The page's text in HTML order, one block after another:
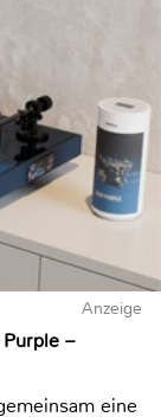
Anzeige
–
eine